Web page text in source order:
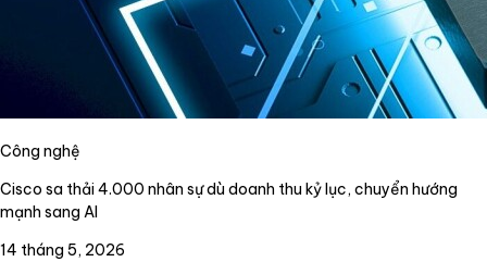
Công nghệ
Cisco sa thải 4.000 nhân sự dù doanh thu kỷ lục, chuyển hướng
mạnh sang AI
14 tháng 5, 2026